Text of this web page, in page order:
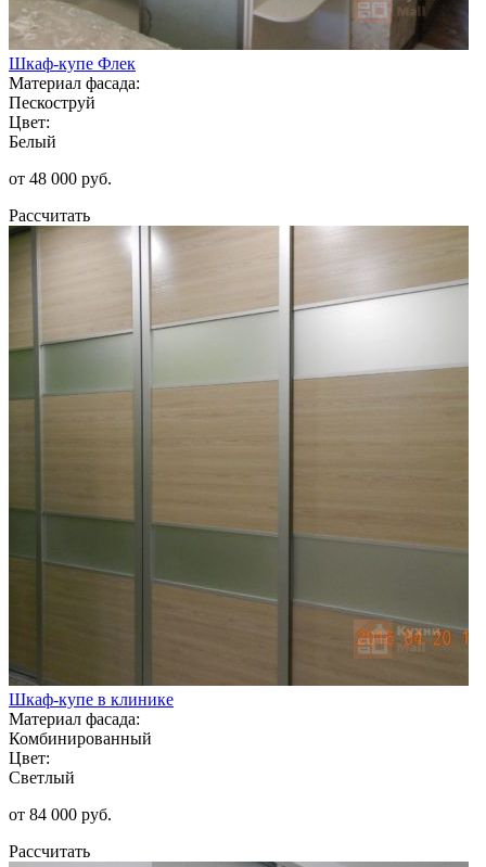
Шкаф-купе Флек
Материал фасада:
Пескоструй
Цвет:
Белый
от 48 000 руб.
Рассчитать
Шкаф-купе в клинике
Материал фасада:
Комбинированный
Цвет:
Светлый
от 84 000 руб.
Рассчитать